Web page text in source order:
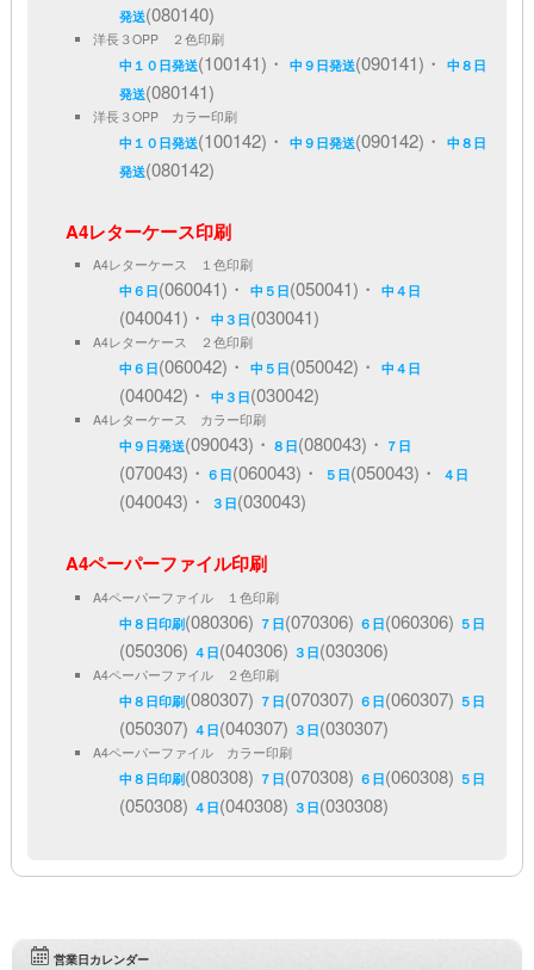
発送(080140)
洋長３OPP ２色印刷
中１０日発送(100141)・中９日発送(090141)・中８日
発送(080141)
洋長３OPP カラー印刷
中１０日発送(100142)・中９日発送(090142)・中８日
発送(080142)
A4レターケース印刷
A4レターケース １色印刷
中６日(060041)・中５日(050041)・中４日
(040041)・中３日(030041)
A4レターケース ２色印刷
中６日(060042)・中５日(050042)・中４日
(040042)・中３日(030042)
A4レターケース カラー印刷
中９日発送(090043)・ ８日(080043)・ ７日
(070043)・ ６日(060043)・ ５日(050043)・ ４日
(040043)・ ３日(030043)
A4ペーパーファイル印刷
A4ペーパーファイル １色印刷
中８日印刷(080306) ７日(070306) ６日(060306) ５日
(050306) ４日(040306) ３日(030306)
A4ペーパーファイル ２色印刷
中８日印刷(080307) ７日(070307) ６日(060307) ５日
(050307) ４日(040307) ３日(030307)
A4ペーパーファイル カラー印刷
中８日印刷(080308) ７日(070308) ６日(060308) ５日
(050308) ４日(040308) ３日(030308)
営業日カレンダー